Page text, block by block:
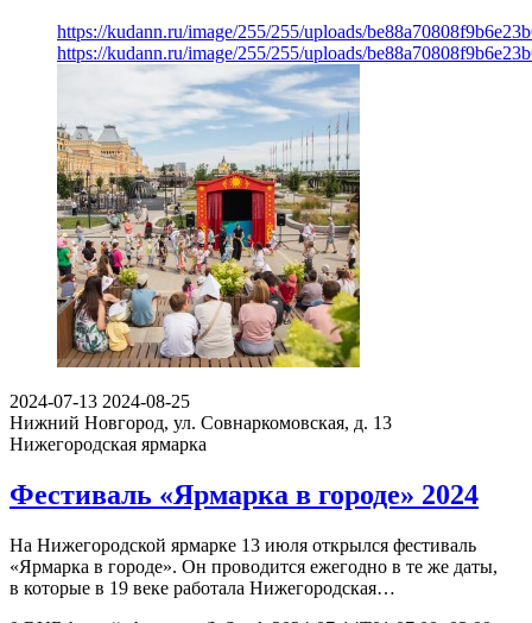
https://kudann.ru/image/255/255/uploads/
https://kudann.ru/image/255/255/uploads/
2024-07-13 2024-08-25
Нижний Новгород, ул. Совнаркомовская, д. 13
Нижегородская ярмарка
Фестиваль «Ярмарка в городе» 2024
На Нижегородской ярмарке 13 июля открылся фестиваль
«Ярмарка в городе». Он проводится ежегодно в те же даты,
в которые в 19 веке работала Нижегородская…